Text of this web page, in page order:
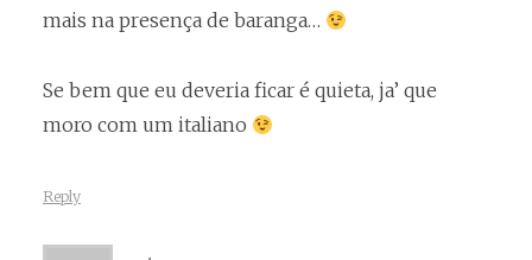
mais na presença de baranga…
Se bem que eu deveria ficar é quieta, ja’ que
moro com um italiano
Reply